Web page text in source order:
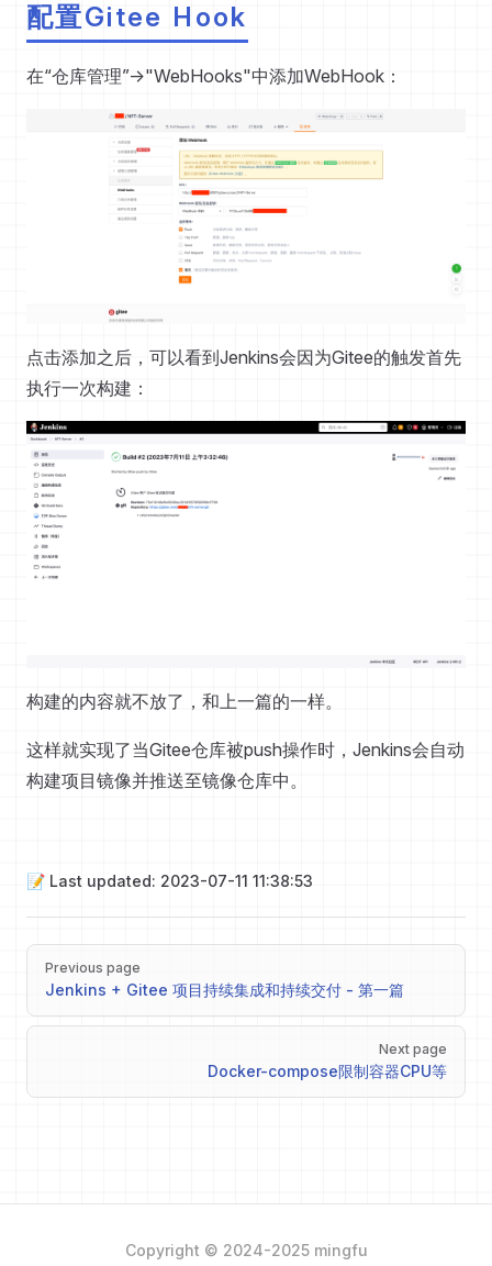
配置Gitee Hook
在“仓库管理”->"WebHooks"中添加WebHook：
点击添加之后，可以看到Jenkins会因为Gitee的触发首先
执行一次构建：
构建的内容就不放了，和上一篇的一样。
这样就实现了当Gitee仓库被push操作时，Jenkins会自动
构建项目镜像并推送至镜像仓库中。
📝 Last updated: 2023-07-11 11:38:53
PagerPrevious page
Jenkins + Gitee 项目持续集成和持续交付 - 第一篇
Next page
Docker-compose限制容器CPU等
Copyright © 2024-2025 mingfu